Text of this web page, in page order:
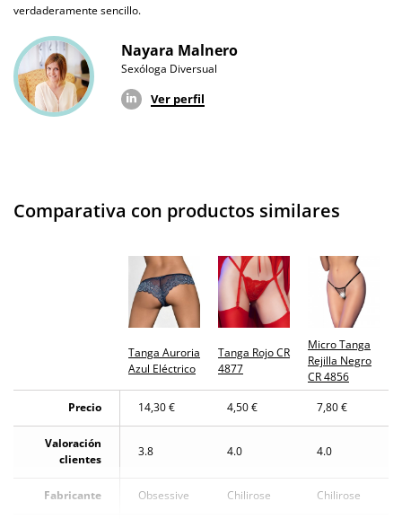
verdaderamente sencillo.
Nayara Malnero
Sexóloga Diversual
Ver perfil
Comparativa con productos similares
Tanga Auroria
Azul Eléctrico
Tanga Rojo CR
4877
Micro Tanga
Rejilla Negro
CR 4856
Precio
14,30 € 4,50 € 7,80 €
Valoración
clientes
3.8 4.0 4.0
Fabricante Obsessive Chilirose Chilirose